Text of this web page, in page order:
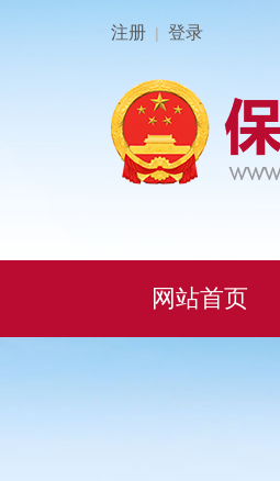
注册 | 登录
网站首页